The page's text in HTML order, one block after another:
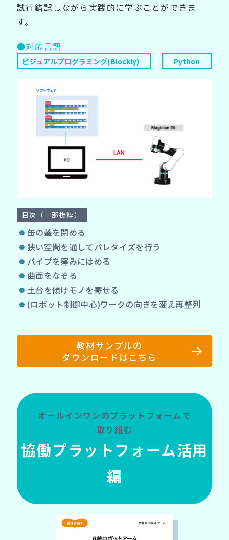
試行錯誤しながら実践的に学ぶことができま
す。
●対応言語
ビジュアルプログラミング(Blockly) Python
目次（一部抜粋）
缶の蓋を閉める
狭い空間を通してパレタイズを行う
パイプを窪みにはめる
曲面をなぞる
土台を傾けモノを寄せる
(ロボット制御中心)ワークの向きを変え再整列
教材サンプルの
ダウンロードはこちら
オールインワンのプラットフォームで
取り組む
協働プラットフォーム活用
編